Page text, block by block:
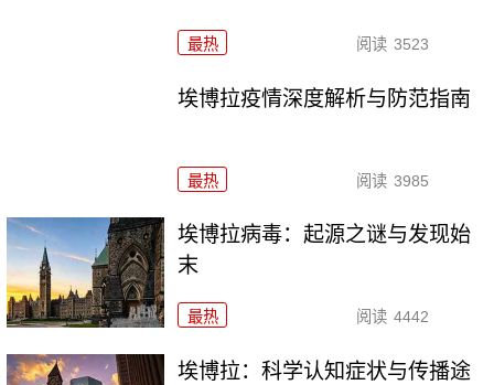
最热 阅读 3523
埃博拉疫情深度解析与防范指南
最热 阅读 3985
埃博拉病毒：起源之谜与发现始
末
最热 阅读 4442
埃博拉：科学认知症状与传播途